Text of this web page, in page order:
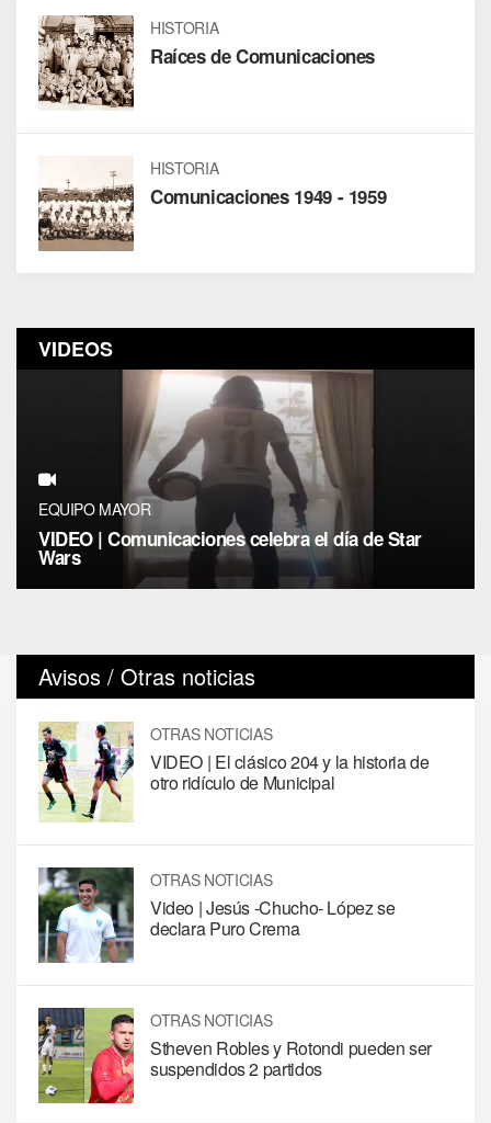
HISTORIA
Raíces de Comunicaciones
HISTORIA
Comunicaciones 1949 - 1959
VIDEOS
EQUIPO MAYOR
VIDEO | Comunicaciones celebra el día de Star
Wars
Avisos / Otras noticias
OTRAS NOTICIAS
VIDEO | El clásico 204 y la historia de
otro ridículo de Municipal
OTRAS NOTICIAS
Video | Jesús -Chucho- López se
declara Puro Crema
OTRAS NOTICIAS
Stheven Robles y Rotondi pueden ser
suspendidos 2 partidos